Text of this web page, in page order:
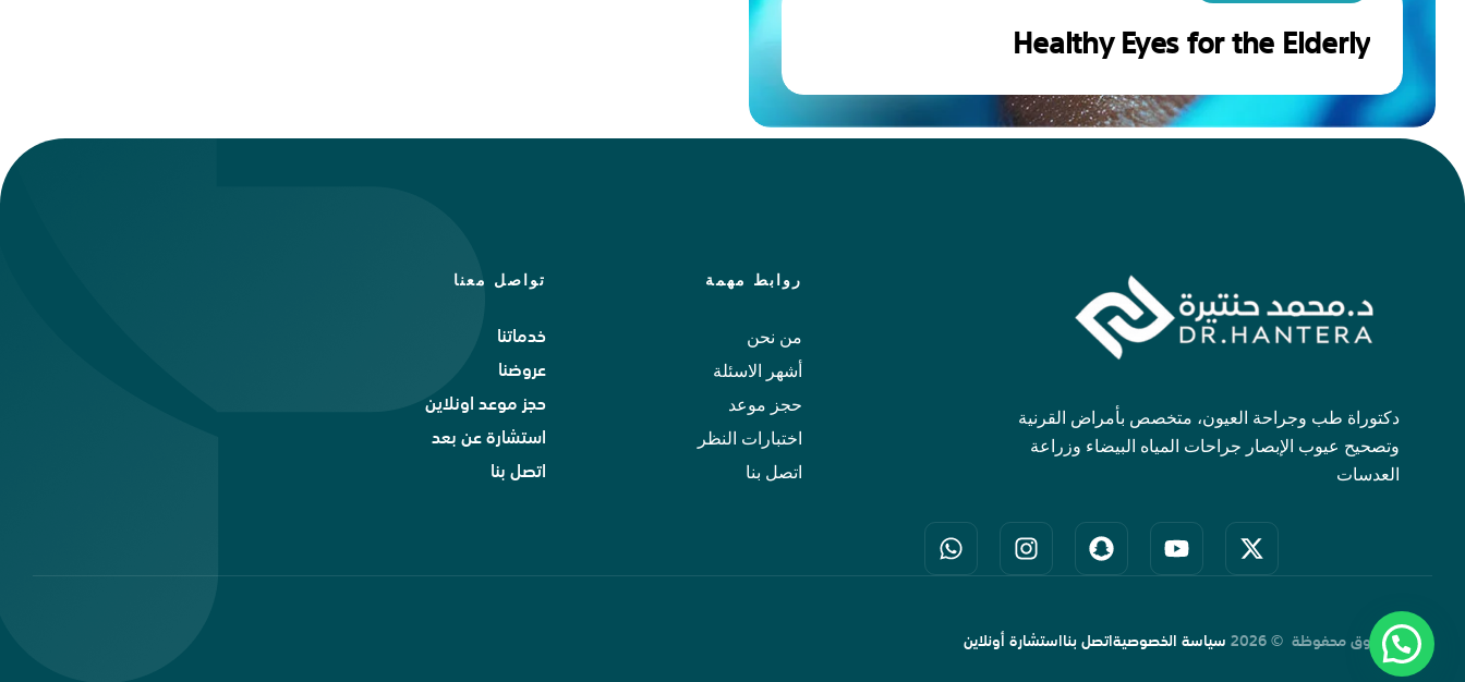
Healthy Eyes for the Elderly
دكتوراة طب وجراحة العيون، متخصص بأمراض القرنية
وتصحيح عيوب الإبصار جراحات المياه البيضاء وزراعة
العدسات
روابط مهمة
من نحن
أشهر الاسئلة
حجز موعد
اختبارات النظر
اتصل بنا
تواصل معنا
خدماتنا
عروضنا
حجز موعد اونلاين
استشارة عن بعد
اتصل بنا
جميع الحقوق محفوظة © 2026 سياسة الخصوصية اتصل بنا استشارة أونلاين